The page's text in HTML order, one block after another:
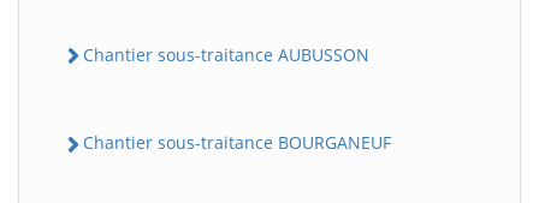
Chantier sous-traitance AUBUSSON
Chantier sous-traitance BOURGANEUF